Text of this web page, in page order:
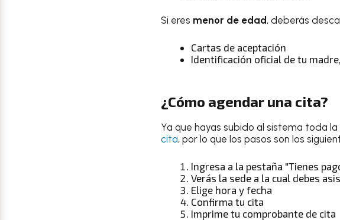
Si eres menor de edad , deberás
Cartas de aceptación
Identificación oficial de tu
¿Cómo agendar una cita?
Ya que hayas subido al sistema toda la
cita, por lo que los pasos son los
Ingresa a la pestaña "Tienes
Verás la sede a la cual debes
Elige hora y fecha
Confirma tu cita
Imprime tu comprobante de cita